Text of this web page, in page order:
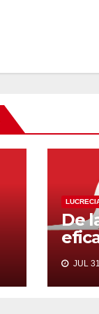
De
JUL